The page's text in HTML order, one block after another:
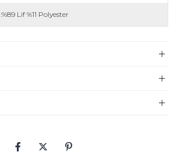
:%89 Lif %11 Polyester